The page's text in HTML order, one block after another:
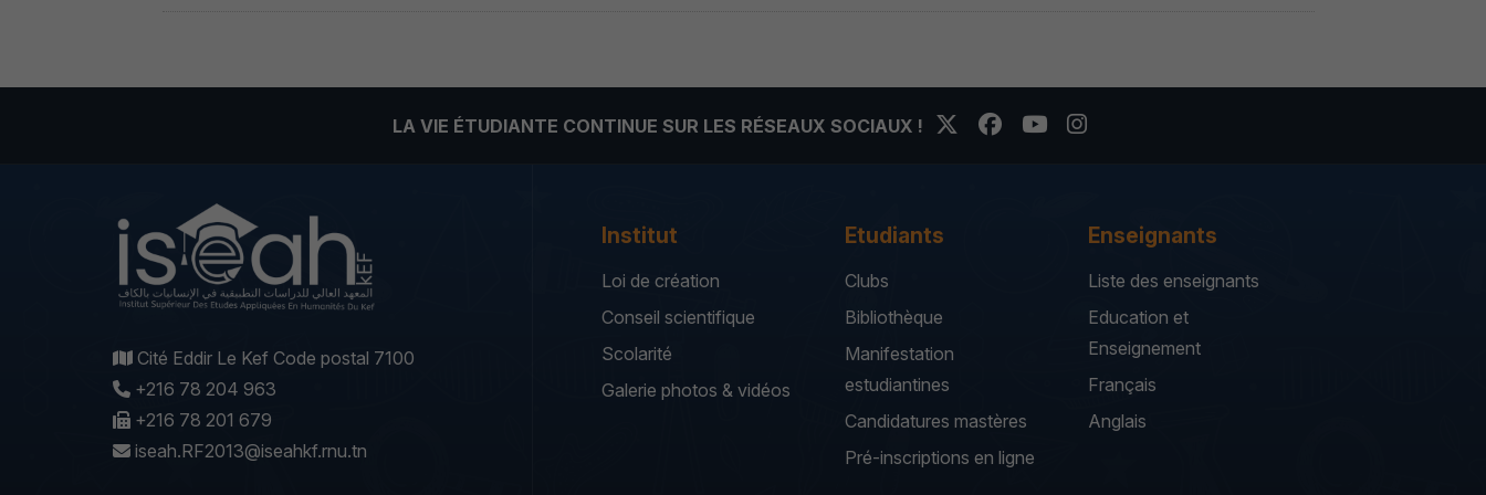
LA VIE ÉTUDIANTE CONTINUE SUR LES RÉSEAUX SOCIAUX !
Cité Eddir Le Kef Code postal 7100
+216 78 204 963
+216 78 201 679
iseah.RF2013@iseahkf.rnu.tn
Institut
Loi de création
Conseil scientifique
Scolarité
Galerie photos & vidéos
Etudiants
Clubs
Bibliothèque
Manifestation
estudiantines
Candidatures mastères
Pré-inscriptions en ligne
Enseignants
Liste des enseignants
Education et
Enseignement
Français
Anglais